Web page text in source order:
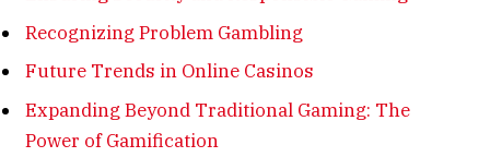
Recognizing Problem Gambling
Future Trends in Online Casinos
Expanding Beyond Traditional Gaming: The
Power of Gamification